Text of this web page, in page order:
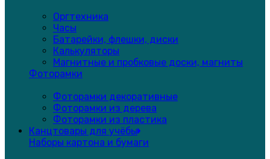
Оргтехника
Часы
Батарейки, флешки, диски
Калькуляторы
Магнитные и пробковые доски, магниты
Фоторамки
Фоторамки декоративные
Фоторамки из дерева
Фоторамки из пластика
Канцтовары для учёбы
Наборы картона и бумаги